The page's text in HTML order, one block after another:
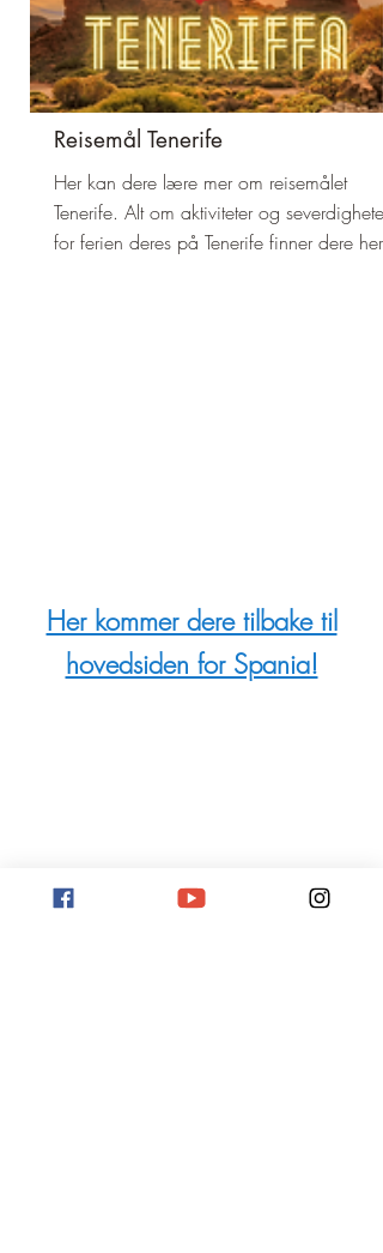
Reisemål Tenerife
Her kan dere lære mer om reisemålet
Tenerife. Alt om aktiviteter og severdigheter
for ferien deres på Tenerife finner dere her!
Her kommer dere tilbake til
hovedsiden for Spania!